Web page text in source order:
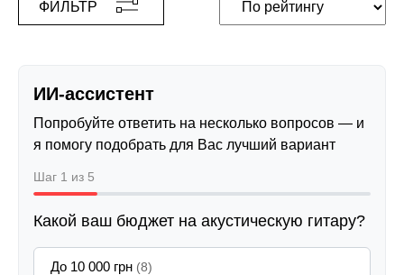
ФИЛЬТР
ИИ-ассистент
Попробуйте ответить на несколько вопросов — и
я помогу подобрать для Вас лучший вариант
Шаг 1 из 5
Какой ваш бюджет на акустическую гитару?
До 10 000 грн (8)